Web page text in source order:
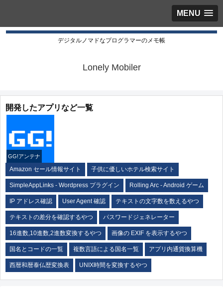
MENU
デジタルノマドなプログラマーのメモ帳
Lonely Mobiler
開発したアプリなど一覧
GG!アンテナ
Amazon セール情報サイト 子供に優しいホテル検索サイト
SimpleAppLinks - Wordpress プラグイン Rolling Arc - Android ゲーム
IP アドレス確認 User Agent 確認 テキストの文字数を数えるやつ
テキストの差分を確認するやつ パスワードジェネレーター
16進数,10進数,2進数変換するやつ 画像の EXIF を表示するやつ
国名とコードの一覧 複数言語による国名一覧 アプリ内通貨換算機
西暦和暦泰仏歴変換表 UNIX時間を変換するやつ